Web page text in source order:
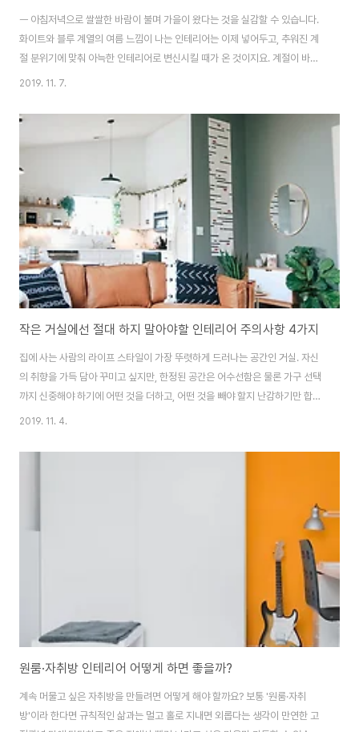
ㅡ 아침저녁으로 쌀쌀한 바람이 불며 가을이 왔다는 것을 실감할 수 있습니다.
화이트와 블루 계열의 여름 느낌이 나는 인테리어는 이제 넣어두고, 추워진 계
절 분위기에 맞춰 아늑한 인테리어로 변신시킬 때가 온 것이지요. 계절이 바뀔
때마다 인테리어에 큰 변화를 주기는 부담되기에, 약간의 포인트를 활용하여
원한 블루 컬러와 같이 계절마다 각각 어울리는 컬러가 있습니다. 가을은 단풍
이 물드는 색감인 노랑, 주황, 브라운과 같은 아늑한 웜톤의 색상이 알맞습니다.
가볍게 쿠션이나 침구 커버, 커튼 등을 따뜻한 색감이 느껴지는 것으로 교체해
보는 것은 어떠신가요? 가을스러운 소재 사용하기 소재 또한 집안의 분위기를
좌우한다는 것을 꼭 숙지하셔야..
2019. 11. 7.
작은 거실에선 절대 하지 말아야할 인테리어 주의사항 4가지
집에 사는 사람의 라이프 스타일이 가장 뚜렷하게 드러나는 공간인 거실. 자신
의 취향을 가득 담아 꾸미고 싶지만, 한정된 공간은 어수선함은 물론 가구 선택
까지 신중해야 하기에 어떤 것을 더하고, 어떤 것을 빼야 할지 난감하기만 합니
다. 일상 중 많은 시간을 보내는 공간이기에 내게 맞춘 인테리어를 유지하며 필
치된 다양한 스타일의 가구들 여러 가지 스타일의 가구를 믹스 매치하면 독특
실의 넓이가 좁다면 스타일과 장르의 수, 가구들의 크기를 고려하여 여유로운
배치에 신경 쓰는 것이 중요..
2019. 11. 4.
원룸·자취방 인테리어 어떻게 하면 좋을까?
계속 머물고 싶은 자취방을 만들려면 어떻게 해야 할까요? 보통 '원룸·자취
방'이라 한다면 규칙적인 삶과는 멀고 홀로 지내면 외롭다는 생각이 만연한 고